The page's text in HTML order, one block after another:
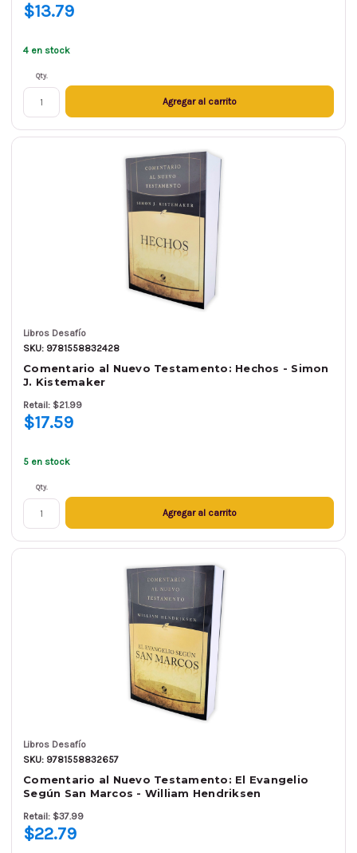
$13.79
4 en stock
Qty.
Agregar al carrito
Libros Desafío
SKU: 9781558832428
Comentario al Nuevo Testamento: Hechos - Simon
J. Kistemaker
Retail: $21.99
$17.59
5 en stock
Qty.
Agregar al carrito
Libros Desafío
SKU: 9781558832657
Comentario al Nuevo Testamento: El Evangelio
Según San Marcos - William Hendriksen
Retail: $37.99
$22.79